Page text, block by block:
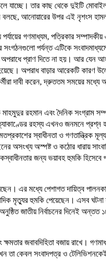
যাচ্ছে। তার কাছ থেকে দুইটি
আনোয়ারের উপর এই নৃশংস
গণমাধ্যম, পত্রিকার
সংগঠনগুলো পর্যন্ত এটিকে
প্রাণ দিতে না হয়। আর যেন
অপরাধ বাড়ার আরেকটি কারণ
দাবী করেন, দ্রুততম সময়ের মধ্যে
রহমান এবং দৈনিক সংগ্রাম
রহস্য এখনও জনমনে প্রশ্ন
স্বাধীনতা ও গণতান্ত্রিক
অস্পষ্ট ও কঠোর ধারায়
জন্য ভয়াবহ হুমকি হিসেবে
এর মধ্যে পেশাগত দায়িত্ব
হুমকি পেয়েছেন। এসব ঘটনা
জাতীয় নির্বাচনের দিনেই
জবাবদিহিতা বজায় রাখে।
তা কেবল সংবাদপত্র ও